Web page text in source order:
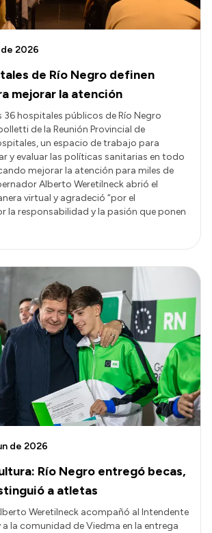
de Río Negro definen
mejorar la atención
2026
36 hospitales públicos de Río Negro
de la Reunión Provincial de
un espacio de trabajo para
y evaluar las políticas sanitarias en todo
mejorar la atención para miles de
Alberto Weretilneck abrió el
virtual y agradeció “por el
la responsabilidad y la pasión que ponen
Río Negro entregó becas,
a atletas
de 2026
Weretilneck acompañó al Intendente
la comunidad de Viedma en la entrega